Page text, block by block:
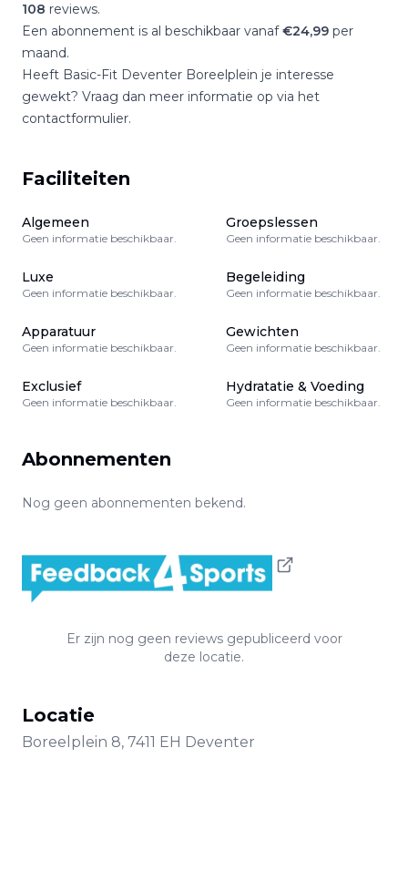
108 reviews.
Een abonnement is al beschikbaar vanaf€24,99 per
maand.
Heeft Basic-Fit Deventer Boreelplein je interesse
gewekt? Vraag dan meer informatie op via het
contactformulier.
Faciliteiten
Algemeen
Geen informatie beschikbaar.
Groepslessen
Geen informatie beschikbaar.
Luxe
Geen informatie beschikbaar.
Begeleiding
Geen informatie beschikbaar.
Apparatuur
Geen informatie beschikbaar.
Gewichten
Geen informatie beschikbaar.
Exclusief
Geen informatie beschikbaar.
Hydratatie & Voeding
Geen informatie beschikbaar.
Abonnementen
Nog geen abonnementen bekend.
Er zijn nog geen reviews gepubliceerd voor
deze locatie.
Locatie
Boreelplein 8, 7411 EH Deventer